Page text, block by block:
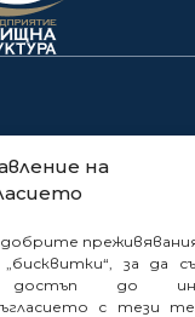
на
за да
достъп до
с тези